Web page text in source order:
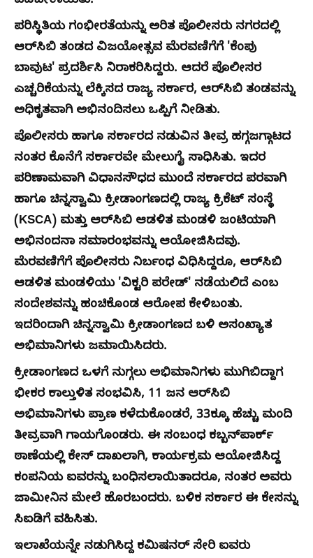
ಪರಿಸ್ಥಿತಿಯ ಗಂಭೀರತೆಯನ್ನು ಅರಿತ ಪೊಲೀಸರು ನಗರದಲ್ಲಿ
ಆರ್‌ಸಿಬಿ ತಂಡದ ವಿಜಯೋತ್ಸವ ಮೆರವಣಿಗೆಗೆ 'ಕೆಂಪು
ಬಾವುಟ' ಪ್ರದರ್ಶಿಸಿ ನಿರಾಕರಿಸಿದ್ದರು. ಆದರೆ ಪೊಲೀಸರ
ಎಚ್ಚರಿಕೆಯನ್ನು ಲೆಕ್ಕಿಸದ ರಾಜ್ಯ ಸರ್ಕಾರ, ಆರ್‌ಸಿಬಿ ತಂಡವನ್ನು
ಅಧಿಕೃತವಾಗಿ ಅಭಿನಂದಿಸಲು ಒಪ್ಪಿಗೆ ನೀಡಿತು.
ಪೊಲೀಸರು ಹಾಗೂ ಸರ್ಕಾರದ ನಡುವಿನ ತೀವ್ರ ಹಗ್ಗಜಗ್ಗಾಟದ
ನಂತರ ಕೊನೆಗೆ ಸರ್ಕಾರವೇ ಮೇಲುಗೈ ಸಾಧಿಸಿತು. ಇದರ
ಪರಿಣಾಮವಾಗಿ ವಿಧಾನಸೌಧದ ಮುಂದೆ ಸರ್ಕಾರದ ಪರವಾಗಿ
ಹಾಗೂ ಚಿನ್ನಸ್ವಾಮಿ ಕ್ರೀಡಾಂಗಣದಲ್ಲಿ ರಾಜ್ಯ ಕ್ರಿಕೆಟ್ ಸಂಸ್ಥೆ
(KSCA) ಮತ್ತು ಆರ್‌ಸಿಬಿ ಆಡಳಿತ ಮಂಡಳಿ ಜಂಟಿಯಾಗಿ
ಅಭಿನಂದನಾ ಸಮಾರಂಭವನ್ನು ಆಯೋಜಿಸಿದವು.
ಮೆರವಣಿಗೆಗೆ ಪೊಲೀಸರು ನಿರ್ಬಂಧ ವಿಧಿಸಿದ್ದರೂ, ಆರ್‌ಸಿಬಿ
ಆಡಳಿತ ಮಂಡಳಿಯು 'ವಿಕ್ಟರಿ ಪರೇಡ್' ನಡೆಯಲಿದೆ ಎಂಬ
ಸಂದೇಶವನ್ನು ಹಂಚಿಕೊಂಡ ಆರೋಪ ಕೇಳಿಬಂತು.
ಇದರಿಂದಾಗಿ ಚಿನ್ನಸ್ವಾಮಿ ಕ್ರೀಡಾಂಗಣದ ಬಳಿ ಅಸಂಖ್ಯಾತ
ಅಭಿಮಾನಿಗಳು ಜಮಾಯಿಸಿದರು.
ಕ್ರೀಡಾಂಗಣದ ಒಳಗೆ ನುಗ್ಗಲು ಅಭಿಮಾನಿಗಳು ಮುಗಿಬಿದ್ದಾಗ
ಭೀಕರ ಕಾಲ್ತುಳಿತ ಸಂಭವಿಸಿ, 11 ಜನ ಆರ್‌ಸಿಬಿ
ಅಭಿಮಾನಿಗಳು ಪ್ರಾಣ ಕಳೆದುಕೊಂಡರೆ, 33ಕ್ಕೂ ಹೆಚ್ಚು ಮಂದಿ
ತೀವ್ರವಾಗಿ ಗಾಯಗೊಂಡರು. ಈ ಸಂಬಂಧ ಕಬ್ಬನ್‌ಪಾರ್ಕ್
ಠಾಣೆಯಲ್ಲಿ ಕೇಸ್ ದಾಖಲಾಗಿ, ಕಾರ್ಯಕ್ರಮ ಆಯೋಜಿಸಿದ್ದ
ಕಂಪನಿಯ ಐವರನ್ನು ಬಂಧಿಸಲಾಯಿತಾದರೂ, ನಂತರ ಅವರು
ಜಾಮೀನಿನ ಮೇಲೆ ಹೊರಬಂದರು. ಬಳಿಕ ಸರ್ಕಾರ ಈ ಕೇಸನ್ನು
ಸಿಐಡಿಗೆ ವಹಿಸಿತು.
ಇಲಾಖೆಯನ್ನೇ ನಡುಗಿಸಿದ್ದ ಕಮಿಷನರ್ ಸೇರಿ ಐವರು